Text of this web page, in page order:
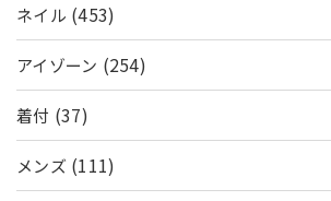
ネイル (453)
アイゾーン (254)
着付 (37)
メンズ (111)